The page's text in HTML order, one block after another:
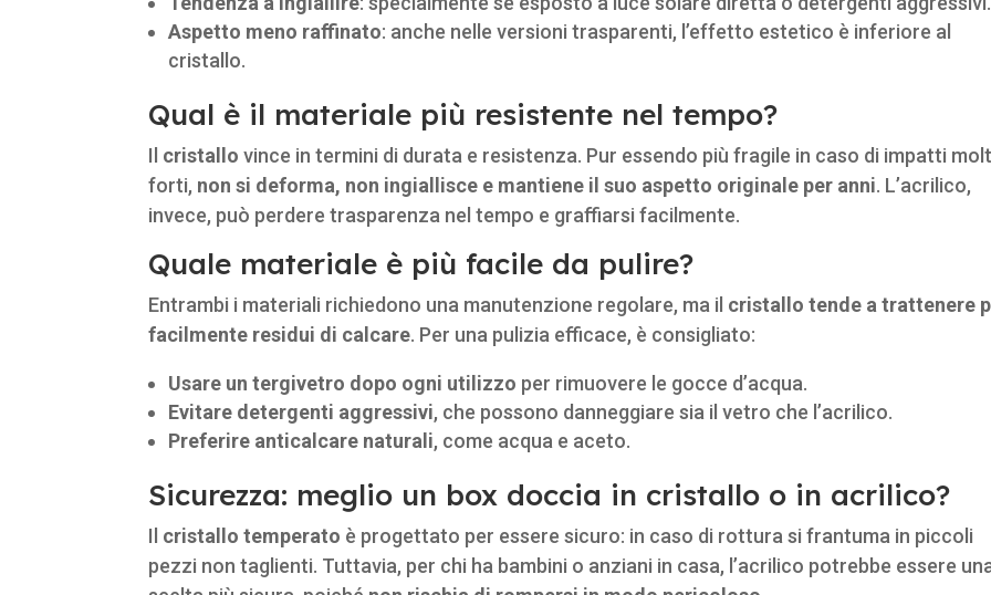
Aspetto meno raffinato: anche nelle versioni trasparenti, l’effetto estetico è inferiore al
cristallo.
Qual è il materiale più resistente nel tempo?
Il cristallo vince in termini di durata e resistenza. Pur essendo più fragile in caso di impatti
forti, non si deforma, non ingiallisce e mantiene il suo aspetto originale per anni. L’acrilico,
invece, può perdere trasparenza nel tempo e graffiarsi facilmente.
Quale materiale è più facile da pulire?
Entrambi i materiali richiedono una manutenzione regolare, ma il cristallo tende a trattenere
facilmente residui di calcare. Per una pulizia efficace, è consigliato:
Usare un tergivetro dopo ogni utilizzo per rimuovere le gocce d’acqua.
Evitare detergenti aggressivi, che possono danneggiare sia il vetro che l’acrilico.
Preferire anticalcare naturali, come acqua e aceto.
Sicurezza: meglio un box doccia in cristallo o in acrilico?
Il cristallo temperato è progettato per essere sicuro: in caso di rottura si frantuma in piccoli
pezzi non taglienti. Tuttavia, per chi ha bambini o anziani in casa, l’acrilico potrebbe essere